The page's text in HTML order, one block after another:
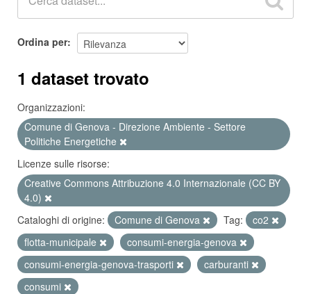
Ordina per
1 dataset trovato
Organizzazioni:
Comune di Genova - Direzione Ambiente - Settore
Politiche Energetiche
Licenze sulle risorse:
Creative Commons Attribuzione 4.0 Internazionale (CC BY
4.0)
Cataloghi di origine:
Comune di Genova Tag:
co2
flotta-municipale
consumi-energia-genova
consumi-energia-genova-trasporti
carburanti
consumi